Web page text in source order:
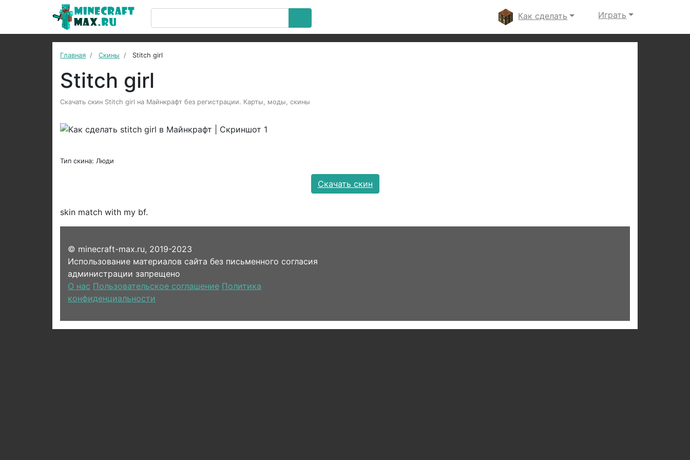
Как сделать Играть
Главная Скины Stitch girl
Stitch girl
Скачать скин Stitch girl на Майнкрафт без регистрации. Карты, моды, скины
Тип скина: Люди
Скачать скин
skin match with my bf.
© minecraft-max.ru, 2019-2023
Использование материалов сайта без письменного согласия
администрации запрещено
О нас Пользовательское соглашение Политика
конфиденциальности